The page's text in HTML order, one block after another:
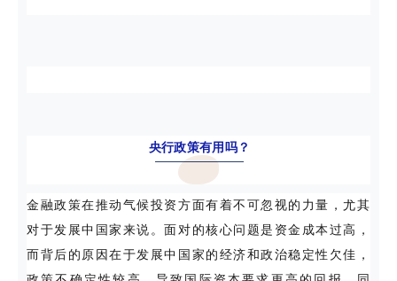
央行政策有用吗？
金融政策在推动气候投资方面有着不可忽视的力量，尤其
对于发展中国家来说。面对的核心问题是资金成本过高，
而背后的原因在于发展中国家的经济和政治稳定性欠佳，